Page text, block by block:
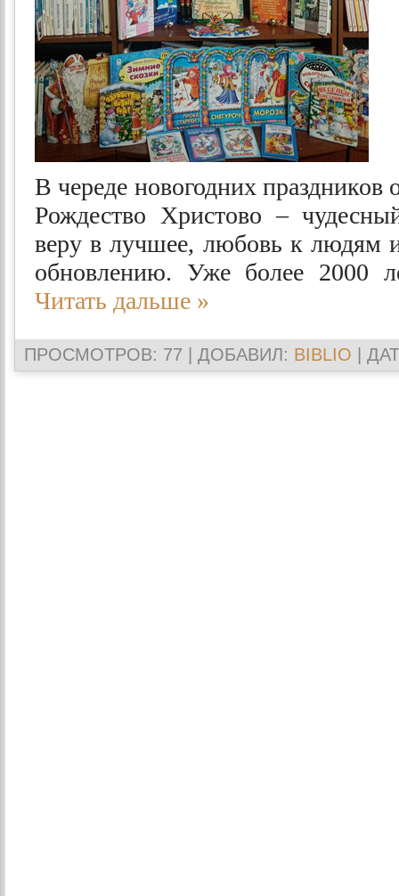
В череде новогодних праздников
Рождество Христово –
веру в лучшее, любовь к людям
обновлению. Уже более 2000
Читать дальше »
ПРОСМОТРОВ: 77 | ДОБАВИЛ: BIBLIO |